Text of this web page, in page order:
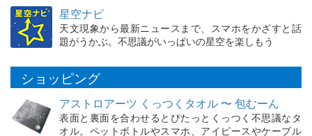
星空ナビ
天文現象から最新ニュースまで、スマホをかざすと話
題がうかぶ。不思議がいっぱいの星空を楽しもう
ショッピング
アストロアーツ くっつくタオル 〜 包むーん
表面と裏面を合わせるとぴたっとくっつく不思議なタ
オル。ペットボトルやスマホ、アイピースやケーブル